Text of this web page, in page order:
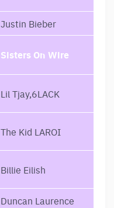
Justin Bieber
Sisters On Wire
Lil Tjay,6LACK
The Kid LAROI
Billie Eilish
Duncan Laurence